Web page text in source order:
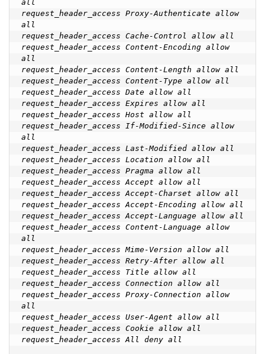
all
request_header_access Proxy-Authenticate allow
all
request_header_access Cache-Control allow all
request_header_access Content-Encoding allow
all
request_header_access Content-Length allow all
request_header_access Content-Type allow all
request_header_access Date allow all
request_header_access Expires allow all
request_header_access Host allow all
request_header_access If-Modified-Since allow
all
request_header_access Last-Modified allow all
request_header_access Location allow all
request_header_access Pragma allow all
request_header_access Accept allow all
request_header_access Accept-Charset allow all
request_header_access Accept-Encoding allow all
request_header_access Accept-Language allow all
request_header_access Content-Language allow
all
request_header_access Mime-Version allow all
request_header_access Retry-After allow all
request_header_access Title allow all
request_header_access Connection allow all
request_header_access Proxy-Connection allow
all
request_header_access User-Agent allow all
request_header_access Cookie allow all